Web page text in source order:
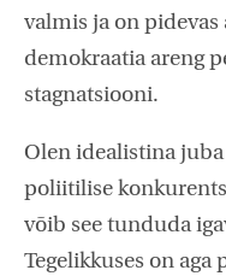
valmis ja on pidevas
demokraatia areng
stagnatsiooni.
Olen idealistina
poliitilise
võib see tunduda
Tegelikkuses on